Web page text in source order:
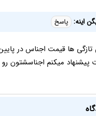
اینه: پاسخ
ها قیمت اجناس در
پیشنهاد میکنم اجناسشتون رو